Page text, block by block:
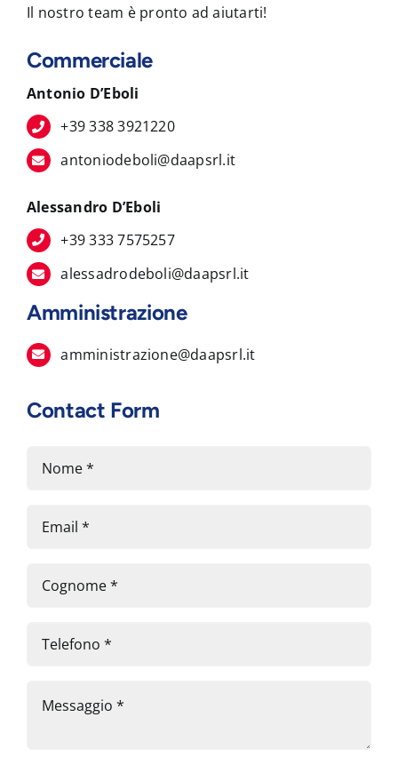
Il nostro team è pronto ad aiutarti!
Commerciale
Antonio D’Eboli
+39 338 3921220
antoniodeboli@daapsrl.it
Alessandro D’Eboli
+39 333 7575257
alessadrodeboli@daapsrl.it
Amministrazione
amministrazione@daapsrl.it
Contact Form